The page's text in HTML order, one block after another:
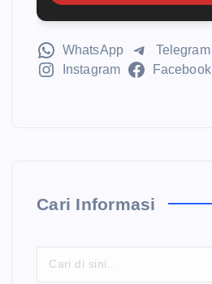
WhatsApp Telegram
Instagram
Facebook
Cari Informasi